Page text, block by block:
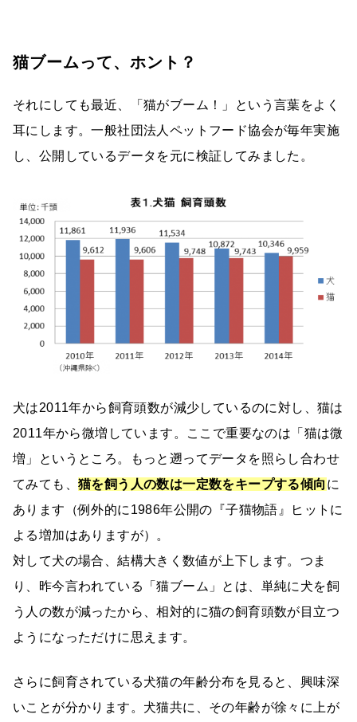
猫ブームって、ホント？
それにしても最近、「猫がブーム！」という言葉をよく
耳にします。一般社団法人ペットフード協会が毎年実施
し、公開しているデータを元に検証してみました。
犬は2011年から飼育頭数が減少しているのに対し、猫は
2011年から微増しています。ここで重要なのは「猫は微
増」というところ。もっと遡ってデータを照らし合わせ
てみても、 猫を飼う人の数は一定数をキープする傾向 に
あります（例外的に1986年公開の『子猫物語』ヒットに
よる増加はありますが）。
対して犬の場合、結構大きく数値が上下します。つま
り、昨今言われている「猫ブーム」とは、単純に犬を飼
う人の数が減ったから、相対的に猫の飼育頭数が目立つ
ようになっただけに思えます。
さらに飼育されている犬猫の年齢分布を見ると、興味深
いことが分かります。犬猫共に、その年齢が徐々に上が